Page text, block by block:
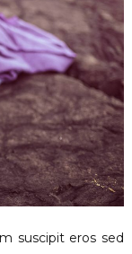
suscipit eros sed